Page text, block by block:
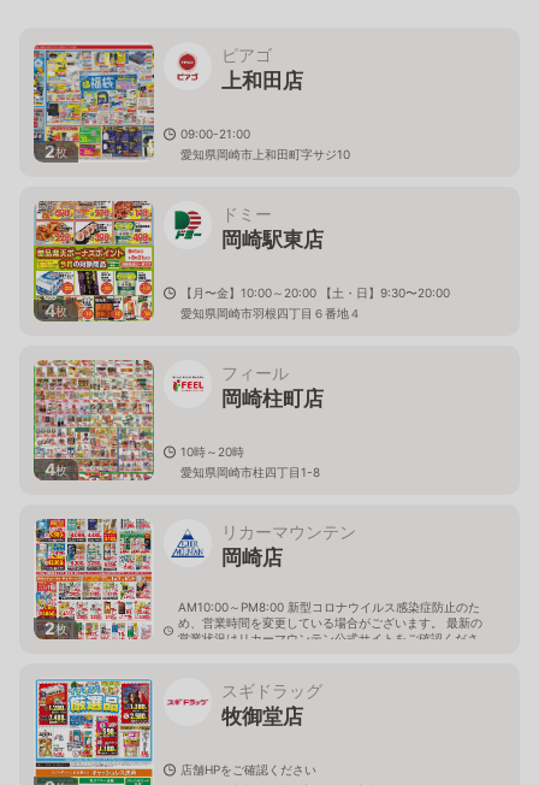
2枚
ピアゴ
上和田店
09:00-21:00
愛知県岡崎市上和田町字サジ10
4枚
ドミー
岡崎駅東店
【月〜金】10:00～20:00 【土・日】9:30〜20:00
愛知県岡崎市羽根四丁目６番地４
4枚
フィール
岡崎柱町店
10時～20時
愛知県岡崎市柱四丁目1-8
2枚
リカーマウンテン
岡崎店
AM10:00～PM8:00 新型コロナウイルス感染症防止のた
め、営業時間を変更している場合がございます。 最新の
営業状況はリカーマウンテン公式サイトをご確認くださ
スギドラッグ
牧御堂店
店舗HPをご確認ください